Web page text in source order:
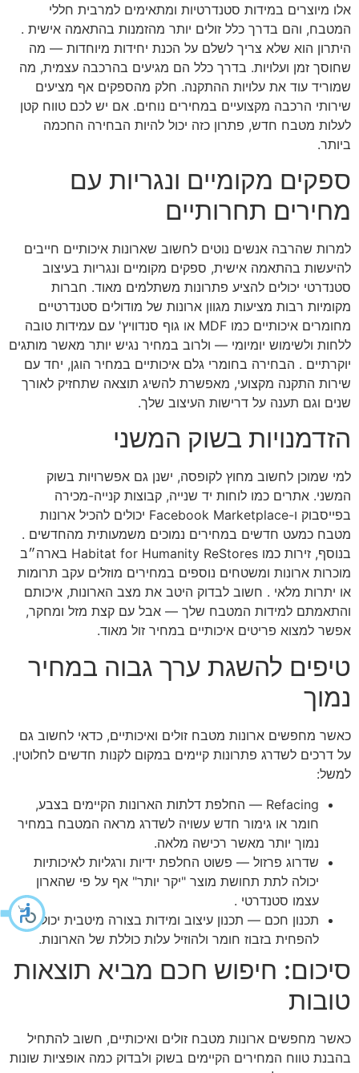
אלו מיוצרים במידות סטנדרטיות ומתאימים למרבית חללי
המטבח, והם בדרך כלל זולים יותר מהזמנות בהתאמה אישית .
היתרון הוא שלא צריך לשלם על הכנת יחידות מיוחדות — מה
שחוסך זמן ועלויות. בדרך כלל הם מגיעים בהרכבה עצמית, מה
שמוריד עוד את עלויות ההתקנה. חלק מהספקים אף מציעים
שירותי הרכבה מקצועיים במחירים נוחים. אם יש לכם טווח קטן
לעלות מטבח חדש, פתרון כזה יכול להיות הבחירה החכמה
ביותר.
ספקים מקומיים ונגריות עם
מחירים תחרותיים
למרות שהרבה אנשים נוטים לחשוב שארונות איכותיים חייבים
להיעשות בהתאמה אישית, ספקים מקומיים ונגריות בעיצוב
סטנדרטי יכולים להציע פתרונות משתלמים מאוד. חברות
מקומיות רבות מציעות מגוון ארונות של מודולים סטנדרטיים
מחומרים איכותיים כמו MDF או גוף סנדוויץ' עם עמידות טובה
ללחות ולשימוש יומיומי — ולרוב במחיר נגיש יותר מאשר מותגים
יוקרתיים . הבחירה בחומרי גלם איכותיים במחיר הוגן, יחד עם
שירות התקנה מקצועי, מאפשרת להשיג תוצאה שתחזיק לאורך
שנים וגם תענה על דרישות העיצוב שלך.
הזדמנויות בשוק המשני
למי שמוכן לחשוב מחוץ לקופסה, ישנן גם אפשרויות בשוק
המשני. אתרים כמו לוחות יד שנייה, קבוצות קנייה-מכירה
בפייסבוק ו-Facebook Marketplace יכולים להכיל ארונות
מטבח כמעט חדשים במחירים נמוכים משמעותית מהחדשים .
בנוסף, זירות כמו Habitat for Humanity ReStores בארה״ב
מוכרות ארונות ומשטחים נוספים במחירים מוזלים עקב תרומות
או יתרות מלאי . חשוב לבדוק היטב את מצב הארונות, איכותם
והתאמתם למידות המטבח שלך — אבל עם קצת מזל ומחקר,
אפשר למצוא פריטים איכותיים במחיר זול מאוד.
טיפים להשגת ערך גבוה במחיר
נמוך
כאשר מחפשים ארונות מטבח זולים ואיכותיים, כדאי לחשוב גם
על דרכים לשדרג פתרונות קיימים במקום לקנות חדשים לחלוטין.
למשל:
Refacing — החלפת דלתות הארונות הקיימים בצבע,
חומר או גימור חדש עשויה לשדרג מראה המטבח במחיר
נמוך יותר מאשר רכישה מלאה.
שדרוג פרזול — פשוט החלפת ידיות ורגליות לאיכותיות
יכולה לתת תחושת מוצר "יקר יותר" אף על פי שהארון
עצמו סטנדרטי .
תכנון חכם — תכנון עיצוב ומידות בצורה מיטבית יכול
להפחית בזבוז חומר ולהוזיל עלות כוללת של הארונות.
סיכום: חיפוש חכם מביא תוצאות
טובות
כאשר מחפשים ארונות מטבח זולים ואיכותיים, חשוב להתחיל
בהבנת טווח המחירים הקיימים בשוק ולבדוק כמה אופציות שונות